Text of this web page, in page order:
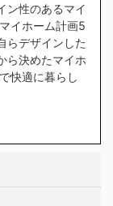
い家です 普
ン性のあるマイ
イホーム計画5
らデザインした
ら決めたマイホ
快適に暮らし